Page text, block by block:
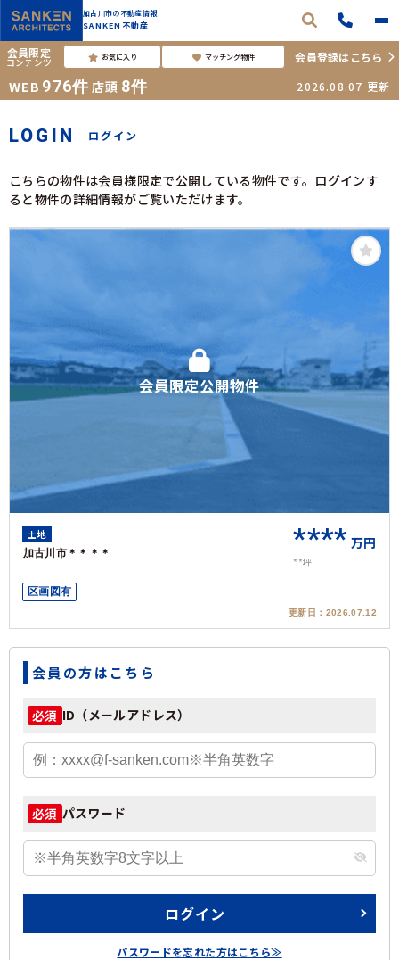
加古川市の不動産情報
SANKEN不動産
会員限定
コンテンツ お気に入り マッチング物件 会員登録はこちら
WEB 976件 店頭 8件 2026.08.07 更新
LOGIN ログイン
こちらの物件は会員様限定で公開している物件です。ログインす
ると物件の詳細情報がご覧いただけます。
会員限定公開物件
土地
加古川市＊＊＊＊ **** 万円
**坪
区画図有
更新日： 2026.07.12
会員の方はこちら
必須 ID（メールアドレス）
必須 パスワード
ログイン
パスワードを忘れた方はこちら≫